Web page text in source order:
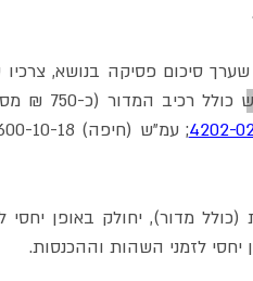
כולל רכיב המדור (כ-750 ₪ מסכום המזונות הכולל) (וראו לעניין זה
; עמ"ש (חיפה) 56600-10-18,
יחסי לזמני השהות וההכנסות.